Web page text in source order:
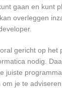
gaan en kunt
overleggen
gericht op
nodig.
juiste
je te